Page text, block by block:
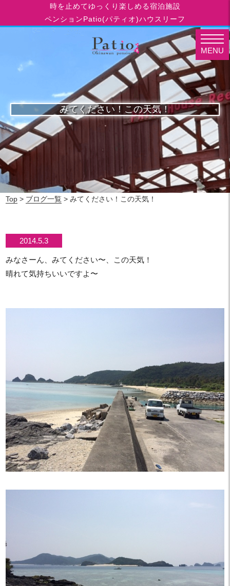
時を止めてゆっくり楽しめる宿泊施設
ペンションPatio(パティオ)ハウスリーフ
みてください！この天気！
Top > ブログ一覧 > みてください！この天気！
2014.5.3
みなさーん、みてください〜、この天気！
晴れて気持ちいいですよ〜
MENU